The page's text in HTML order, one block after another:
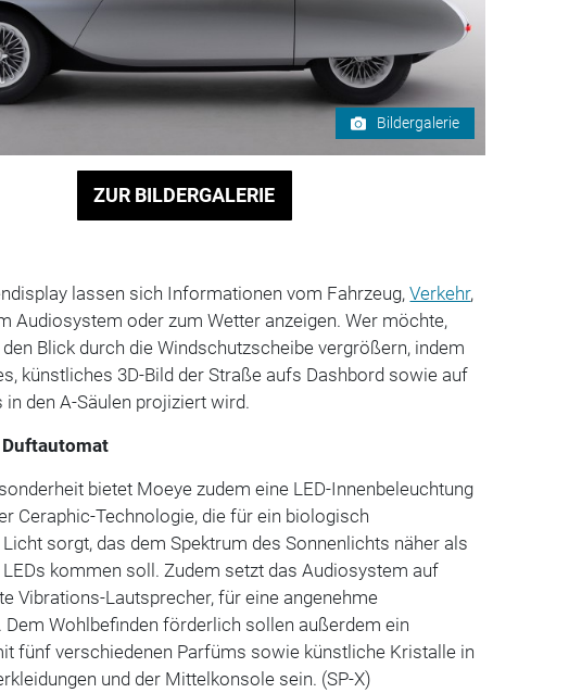
Bildergalerie
ZUR BILDERGALERIE
lassen sich Informationen vom Fahrzeug,Verkehr,
Audiosystem oder zum Wetter anzeigen. Wer möchte,
Blick durch die Windschutzscheibe vergrößern, indem
künstliches 3D-Bild der Straße aufs Dashbord sowie auf
in den A-Säulen projiziert wird.
bietet Moeye zudem eine LED-Innenbeleuchtung
Ceraphic-Technologie, die für ein biologisch
sorgt, das dem Spektrum des Sonnenlichts näher als
kommen soll. Zudem setzt das Audiosystem auf
Vibrations-Lautsprecher, für eine angenehme
Dem Wohlbefinden förderlich sollen außerdem ein
fünf verschiedenen Parfüms sowie künstliche Kristalle in
und der Mittelkonsole sein. (SP-X)